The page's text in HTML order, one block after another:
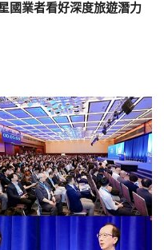
國業者看好深度旅遊潛力